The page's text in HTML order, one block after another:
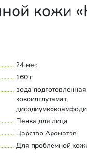
кожи
24 мес
160 г
вода
кокоилглутамат,
лауроилсаркозинат,
кокоилглицинат, сок
экстракты плодов
водяного кресса и
Развернуть состав
Пенка для лица
Царство Ароматов
Для проблемной